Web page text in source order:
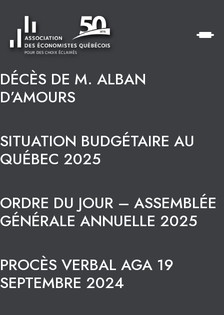
DÉCÈS DE M. ALBAN
D’AMOURS
SITUATION BUDGÉTAIRE AU
QUÉBEC 2025
ORDRE DU JOUR – ASSEMBLÉE
GÉNÉRALE ANNUELLE 2025
PROCÈS VERBAL AGA 19
SEPTEMBRE 2024